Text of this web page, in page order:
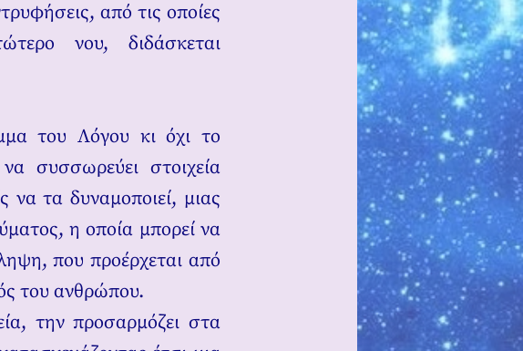
από τις οποίες
νου, διδάσκεται
του Λόγου κι όχι το
συσσωρεύει στοιχεία
τα δυναμοποιεί, μιας
η οποία μπορεί να
που προέρχεται από
του ανθρώπου.
την προσαρμόζει στα